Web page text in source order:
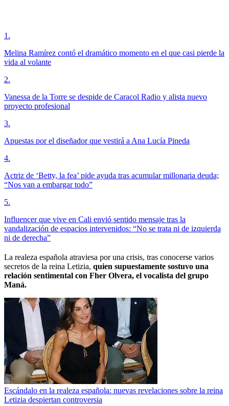
1 .
Melina Ramírez contó el dramático momento en el que casi pierde la
vida al volante
2.
Vanessa de la Torre se despide de Caracol Radio y alista nuevo
proyecto profesional
3.
Apuestas por el diseñador que vestirá a Ana Lucía Pineda
4.
Actriz de ‘Betty, la fea’ pide ayuda tras acumular millonaria deuda;
“Nos van a embargar todo”
5.
Influencer que vive en Cali envió sentido mensaje tras la
vandalización de espacios intervenidos: “No se trata ni de izquierda
ni de derecha”
La realeza española atraviesa por una crisis, tras conocerse varios
secretos de la reina Letizia, quien supuestamente sostuvo una
relación sentimental con Fher Olvera, el vocalista del grupo
Maná.
Escándalo en la realeza española: nuevas revelaciones sobre la reina
Letizia despiertan controversia